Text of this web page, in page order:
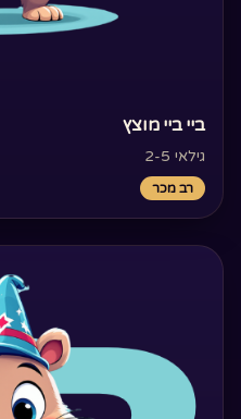
‏ביי ביי מוצץ‏
גילאי 2-5
רב מכר